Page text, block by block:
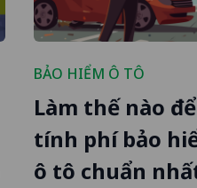
BẢO HIỂM Ô TÔ
Làm thế nào
tính phí bảo
ô tô chuẩn